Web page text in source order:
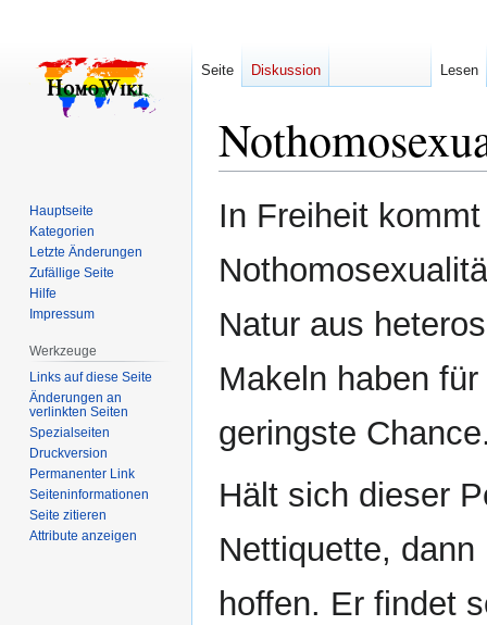
Zur
Navigation
Zur
Suche
In Freiheit
Natur aus
Makeln haben
geringste
Hält sich dieser
Nettiquette,
hoffen. Er findet
Seite Diskussion Lesen
Hauptseite
Kategorien
Letzte Änderungen
Zufällige Seite
Hilfe
Impressum
Werkzeuge
Links auf diese Seite
Änderungen an
verlinkten Seiten
Spezialseiten
Druckversion
Permanenter Link
Seiten­­informationen
Seite zitieren
Attribute anzeigen